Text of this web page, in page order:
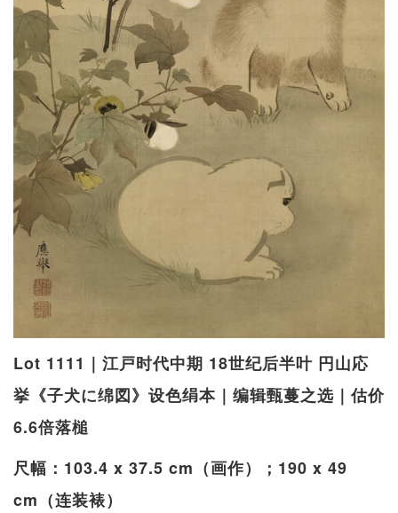
Lot 1111｜江戸时代中期 18世纪后半叶 円山応
挙《子犬に绵図》设色绢本｜编辑甄蔓之选｜估价
6.6倍落槌
尺幅：103.4 x 37.5 cm（画作）；190 x 49
cm（连装裱）